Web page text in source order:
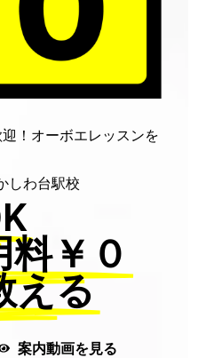
！オーボエレッスンを
しわ台駅校
￥０
える
案内動画を見る